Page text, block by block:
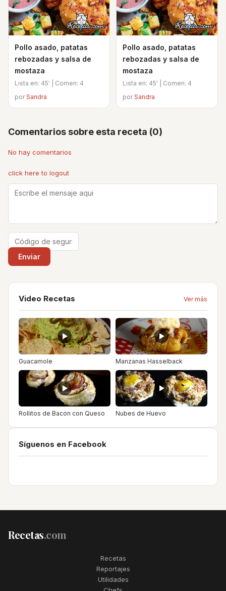
Pollo asado, patatas
rebozadas y salsa de
mostaza
Lista en: 45' | Comen: 4
porSandra
Pollo asado, patatas
rebozadas y salsa de
mostaza
Lista en: 45' | Comen: 4
porSandra
Comentarios sobre esta receta (0)
No hay comentarios
click here to logout
Video Recetas Ver más
Guacamole Manzanas Hasselback
Rollitos de Bacon con Queso Nubes de Huevo
Síguenos en Facebook
Recetas.com
Recetas
Reportajes
Utilidades